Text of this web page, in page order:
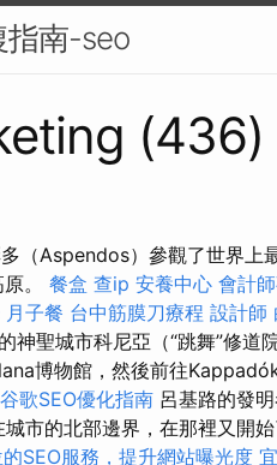
指南-seo
(436)
（Aspendos）參觀了世界上
。 餐盒 查ip 安養中心 會計
月子餐 台中筋膜刀療程 設計師
神聖城市科尼亞（“跳舞”修道
博物館，然後前往
谷歌SEO優化指南 呂基路的發
市的北部邊界，在那裡又開始
SEO服務，提升網站曝光度